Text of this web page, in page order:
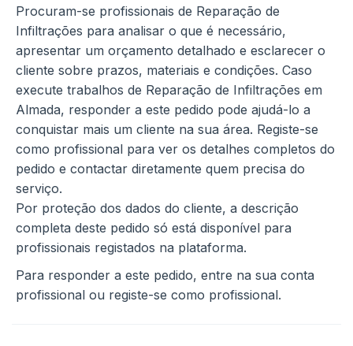
Procuram-se profissionais de Reparação de
Infiltrações para analisar o que é necessário,
apresentar um orçamento detalhado e esclarecer o
cliente sobre prazos, materiais e condições. Caso
execute trabalhos de Reparação de Infiltrações em
Almada, responder a este pedido pode ajudá-lo a
conquistar mais um cliente na sua área. Registe-se
como profissional para ver os detalhes completos do
pedido e contactar diretamente quem precisa do
serviço.
Por proteção dos dados do cliente, a descrição
completa deste pedido só está disponível para
profissionais registados na plataforma.
Para responder a este pedido, entre na sua conta
profissional ou registe-se como profissional.